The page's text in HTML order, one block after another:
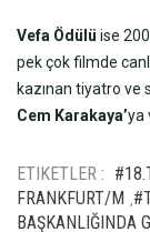
Vefa Ödülü ise
pek çok filmde
kazınan tiyatro ve
Cem Karakaya’ya
ETIKETLER :
FRANKFURT/M
BAŞKANLIĞINDA